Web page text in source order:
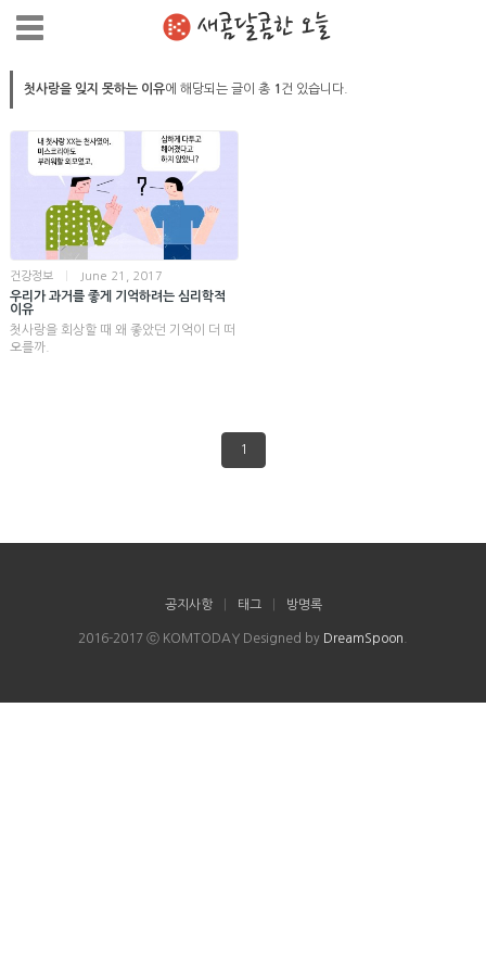
새콤달콤한 오늘
첫사랑을 잊지 못하는 이유에 해당되는 글이 총 1 건 있습니다.
건강정보 June 21, 2017
우리가 과거를 좋게 기억하려는 심리학적
이유
첫사랑을 회상할 때 왜 좋았던 기억이 더 떠
오를까.
1
공지사항 태그 방명록
2016-2017 ⓒ KOMTODAY Designed by DreamSpoon